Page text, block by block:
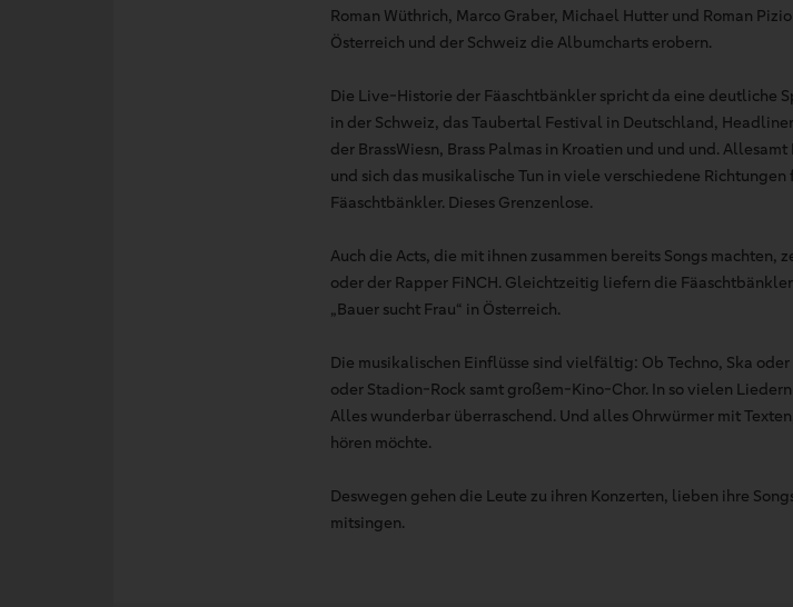
Roman Wüthrich, Marco Graber, Michael Hutter und Roman
Österreich und der Schweiz die Albumcharts erobern.
Die Live-Historie der Fäaschtbänkler spricht da eine deutliche
in der Schweiz, das Taubertal Festival in Deutschland,
der BrassWiesn, Brass Palmas in Kroatien und und und.
und sich das musikalische Tun in viele verschiedene
Fäaschtbänkler. Dieses Grenzenlose.
Auch die Acts, die mit ihnen zusammen bereits Songs
oder der Rapper FiNCH. Gleichtzeitig liefern die
„Bauer sucht Frau“ in Österreich.
Die musikalischen Einflüsse sind vielfältig: Ob Techno, Ska
oder Stadion-Rock samt großem-Kino-Chor. In so vielen
Alles wunderbar überraschend. Und alles Ohrwürmer mit
hören möchte.
Deswegen gehen die Leute zu ihren Konzerten, lieben ihre
mitsingen.